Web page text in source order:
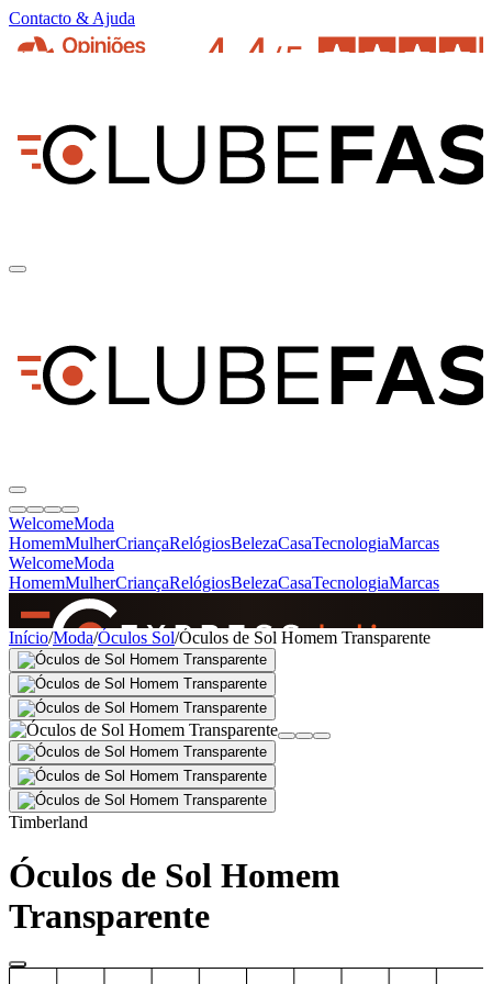
Contacto & Ajuda
WelcomeModa
HomemMulherCriançaRelógiosBelezaCasaTecnologiaMarcas
WelcomeModa
HomemMulherCriançaRelógiosBelezaCasaTecnologiaMarcas
SINCE 2005
+de 36.000 reviews
Início/Moda/Óculos Sol/Óculos de Sol Homem Transparente
Timberland
Óculos de Sol Homem
Transparente